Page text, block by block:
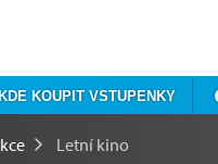
KOUPIT VSTUPENKY
Letní kino